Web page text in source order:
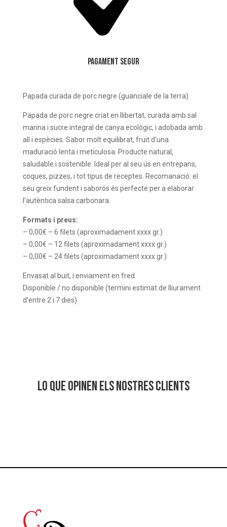
Pagament Segur
Papada curada de porc negre (guanciale de la terra)
Papada de porc negre criat en llibertat, curada amb sal
marina i sucre integral de canya ecològic, i adobada amb
all i espècies. Sabor molt equilibrat, fruit d’una
maduració lenta i meticulosa. Producte natural,
saludable i sostenible. Ideal per al seu ús en entrepans,
coques, pizzes, i tot tipus de receptes. Recomanació: el
seu greix fundent i saborós és perfecte per a elaborar
l’autèntica salsa carbonara.
Formats i preus:
– 0,00€ – 6 filets (aproximadament xxxx gr.)
– 0,00€ – 12 filets (aproximadament xxxx gr.)
– 0,00€ – 24 filets (aproximadament xxxx gr.)
Envasat al buit, i enviament en fred
Disponible / no disponible (termini estimat de lliurament
d’entre 2 i 7 dies)
Lo que opinen els nostres clients